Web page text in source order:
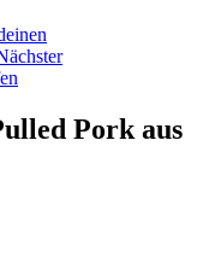
Pork aus